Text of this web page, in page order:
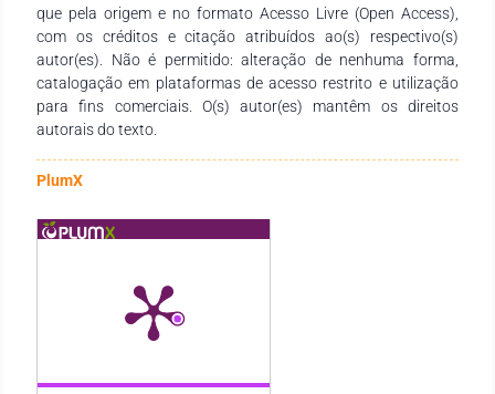
analisar o contexto escolar e social em que as crianças estão
inseridas.
que pela origem e no formato Acesso Livre (Open Access),
com os créditos e citação atribuídos ao(s) respectivo(s)
autor(es). Não é permitido: alteração de nenhuma forma,
catalogação em plataformas de acesso restrito e utilização
para fins comerciais. O(s) autor(es) mantêm os direitos
autorais do texto.
PlumX